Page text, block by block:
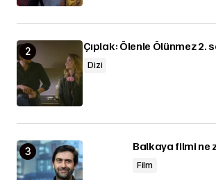
Çıplak: Ölenle Ölünmez 2.
Dizi
Balkaya filmi ne
Film